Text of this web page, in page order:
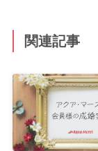
関連記事